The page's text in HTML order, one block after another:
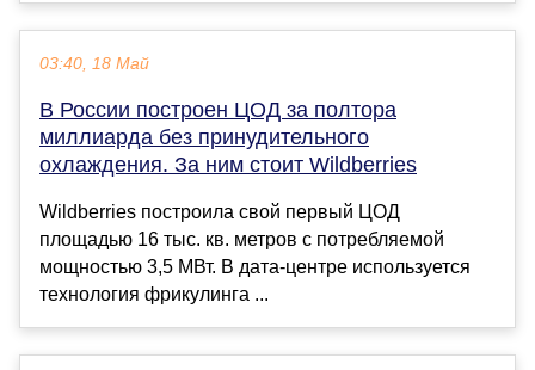
03:40, 18 Май
В России построен ЦОД за полтора
миллиарда без принудительного
охлаждения. За ним стоит Wildberries
Wildberries построила свой первый ЦОД
площадью 16 тыс. кв. метров с потребляемой
мощностью 3,5 МВт. В дата-центре используется
технология фрикулинга ...